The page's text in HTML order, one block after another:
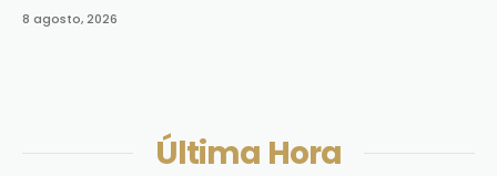
8 agosto, 2026
Última Hora